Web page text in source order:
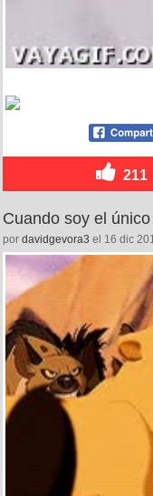
211
Cuando soy el
por davidgevora3 el 16 dic